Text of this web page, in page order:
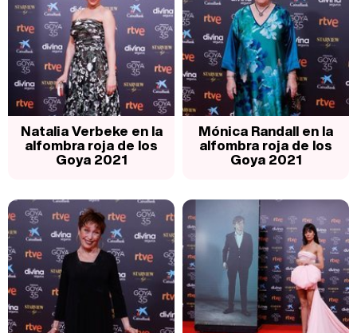
Natalia Verbeke en la
alfombra roja de los
Goya 2021
Mónica Randall en la
alfombra roja de los
Goya 2021